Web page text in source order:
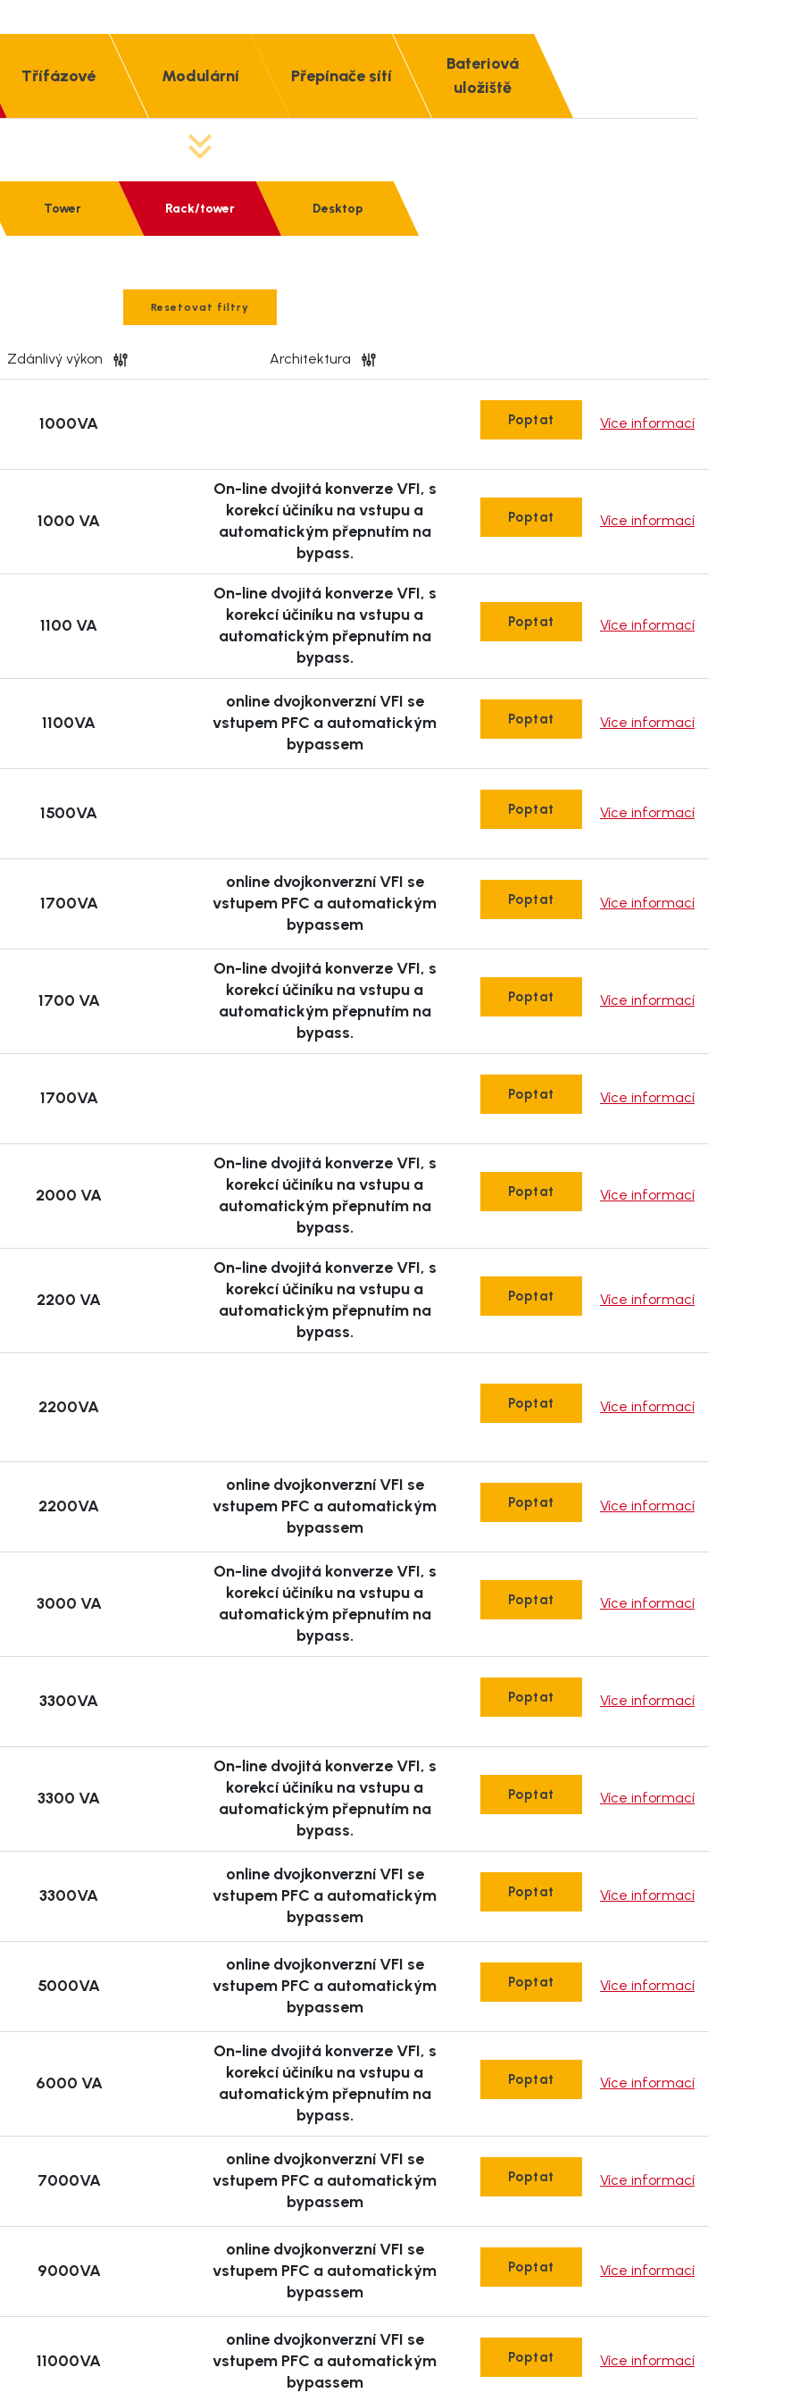
nejen před
poklesy
které v případě
náhradní napájení
detekci výpadku
pro
(AVR), který
nutnosti přepnutí
menší servery.
Eliminuje všechny
jako datová
efektivní ochranu.
nebo on-line
232 umožňuje
přispívá k delší
praxi
routerů.
prvků a datových
výrobních linek a
v nemocnicích a
s vysokou
Správná volba UPS
šetří čas,
už hledáte řešení
jistota, na kterou se
Třífázové Modulární Přepínače sítí
Bateriová
uložiště
Tower Rack/tower Desktop
Resetovat filtry
Zdánlivý výkon Architektura
1000VA Poptat Více informací
1000 VA
On-line dvojitá konverze VFI, s
korekcí účiníku na vstupu a
automatickým přepnutím na
bypass.
Poptat Více informací
1100 VA
On-line dvojitá konverze VFI, s
korekcí účiníku na vstupu a
automatickým přepnutím na
bypass.
Poptat Více informací
1100VA
online dvojkonverzní VFI se
vstupem PFC a automatickým
bypassem
Poptat Více informací
1500VA Poptat Více informací
1700VA
online dvojkonverzní VFI se
vstupem PFC a automatickým
bypassem
Poptat Více informací
1700 VA
On-line dvojitá konverze VFI, s
korekcí účiníku na vstupu a
automatickým přepnutím na
bypass.
Poptat Více informací
1700VA Poptat Více informací
2000 VA
On-line dvojitá konverze VFI, s
korekcí účiníku na vstupu a
automatickým přepnutím na
bypass.
Poptat Více informací
2200 VA
On-line dvojitá konverze VFI, s
korekcí účiníku na vstupu a
automatickým přepnutím na
bypass.
Poptat Více informací
2200VA Poptat Více informací
2200VA
online dvojkonverzní VFI se
vstupem PFC a automatickým
bypassem
Poptat Více informací
3000 VA
On-line dvojitá konverze VFI, s
korekcí účiníku na vstupu a
automatickým přepnutím na
bypass.
Poptat Více informací
3300VA Poptat Více informací
3300 VA
On-line dvojitá konverze VFI, s
korekcí účiníku na vstupu a
automatickým přepnutím na
bypass.
Poptat Více informací
3300VA
online dvojkonverzní VFI se
vstupem PFC a automatickým
bypassem
Poptat Více informací
5000VA
online dvojkonverzní VFI se
vstupem PFC a automatickým
bypassem
Poptat Více informací
6000 VA
On-line dvojitá konverze VFI, s
korekcí účiníku na vstupu a
automatickým přepnutím na
bypass.
Poptat Více informací
7000VA
online dvojkonverzní VFI se
vstupem PFC a automatickým
bypassem
Poptat Více informací
9000VA
online dvojkonverzní VFI se
vstupem PFC a automatickým
bypassem
Poptat Více informací
11000VA
online dvojkonverzní VFI se
vstupem PFC a automatickým
bypassem
Poptat Více informací